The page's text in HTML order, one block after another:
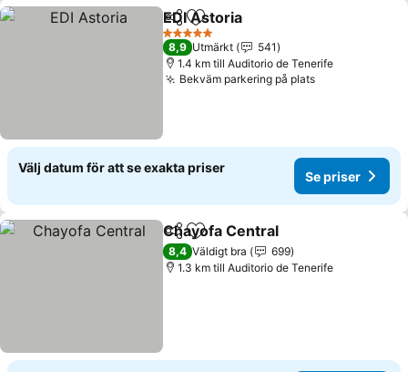
Dela Lägg till i Mina Favoriter
EDI Astoria
5 Stjärnor
8,9 Utmärkt
541
1.4 km till Auditorio de Tenerife
Bekväm parkering på plats
Välj datum för att se exakta priser
Se priser
Dela Lägg till i Mina Favoriter
Chayofa Central
8,4 Väldigt bra
699
1.3 km till Auditorio de Tenerife